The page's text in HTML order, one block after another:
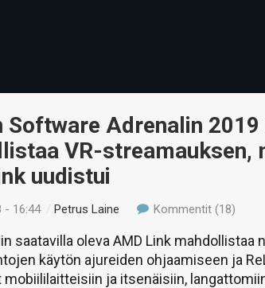
Software Adrenalin
VR-streamauksen,
uudistui
- 16:44 /Petrus Laine Kommentit (18)
saatavilla oleva AMD Link mahdollistaa
käytön ajureiden ohjaamiseen ja
mobiililaitteisiin ja itsenäisiin,